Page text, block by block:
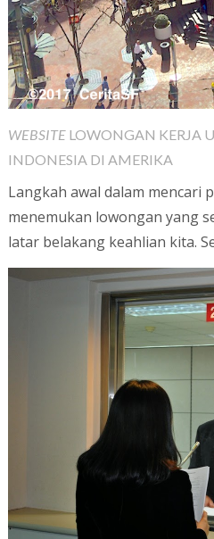
WEBSITELOWONGAN KERJA
INDONESIA DI AMERIKA
Langkah awal dalam mencari
menemukan lowongan yang
latar belakang keahlian kita.